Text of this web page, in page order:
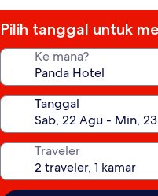
Pilih tanggal untuk
Ke mana?
Tanggal
Traveler